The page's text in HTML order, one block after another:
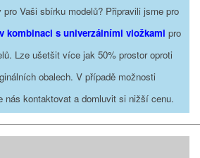
pro Vaši sbírku modelů? Připravili jsme pro
kombinaci s univerzálními vložkami pro
Lze ušetšit více jak 50% prostor oproti
obalech. V případě možnosti
nás kontaktovat a domluvit si nižší cenu.